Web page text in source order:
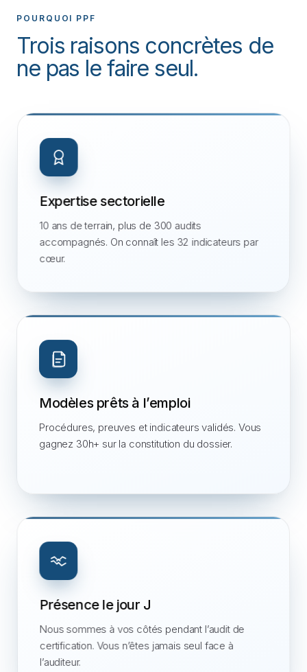
POURQUOI PPF
Trois raisons concrètes de
ne pas le faire seul.
Expertise sectorielle
10 ans de terrain, plus de 300 audits
accompagnés. On connaît les 32 indicateurs par
cœur.
Modèles prêts à l’emploi
Procédures, preuves et indicateurs validés. Vous
gagnez 30h+ sur la constitution du dossier.
Présence le jour J
Nous sommes à vos côtés pendant l’audit de
certification. Vous n’êtes jamais seul face à
l’auditeur.